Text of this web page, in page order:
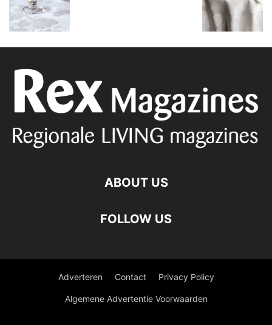
ABOUT US
FOLLOW US
Adverteren Contact Privacy Policy
Algemene Advertentie Voorwaarden